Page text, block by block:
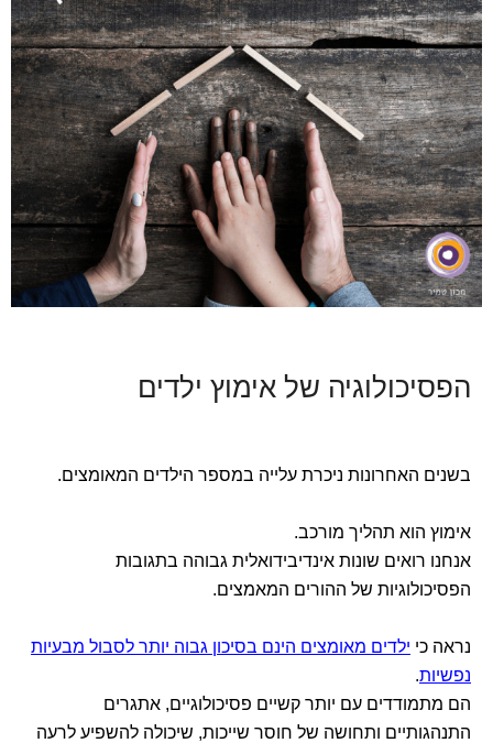
הפסיכולוגיה של אימוץ ילדים
בשנים האחרונות ניכרת עלייה במספר הילדים המאומצים.
אימוץ הוא תהליך מורכב.
אנחנו רואים שונות אינדיבידואלית גבוהה בתגובות
הפסיכולוגיות של ההורים המאמצים.
נראה כי ילדים מאומצים הינם בסיכון גבוה יותר לסבול מבעיות
נפשיות.
הם מתמודדים עם יותר קשיים פסיכולוגיים, אתגרים
התנהגותיים ותחושה של חוסר שייכות, שיכולה להשפיע לרעה